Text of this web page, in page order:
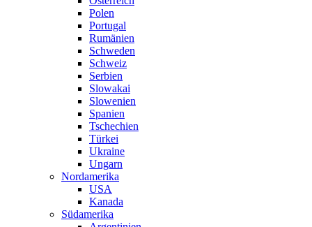
Polen
Portugal
Rumänien
Schweden
Schweiz
Serbien
Slowakai
Slowenien
Spanien
Tschechien
Türkei
Ukraine
Ungarn
Nordamerika
USA
Kanada
Südamerika